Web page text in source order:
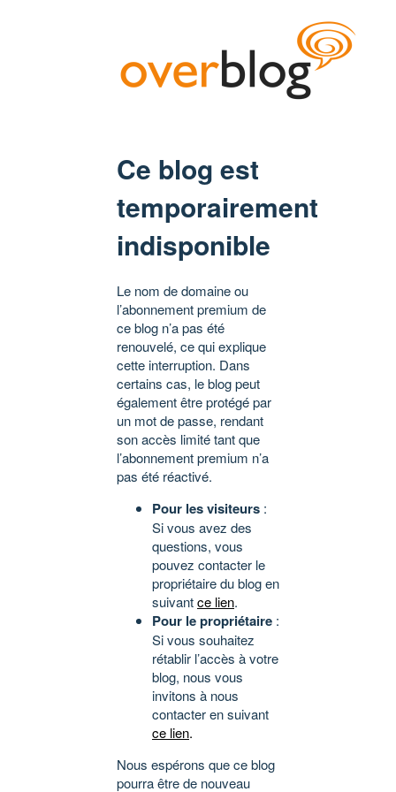
Ce blog est
temporairement
indisponible
Le nom de domaine ou
l’abonnement premium de
ce blog n’a pas été
renouvelé, ce qui explique
cette interruption. Dans
certains cas, le blog peut
également être protégé par
un mot de passe, rendant
son accès limité tant que
l’abonnement premium n’a
pas été réactivé.
Pour les visiteurs :
Si vous avez des
questions, vous
pouvez contacter le
propriétaire du blog en
suivantce lien.
Pour le propriétaire :
Si vous souhaitez
rétablir l’accès à votre
blog, nous vous
invitons à nous
contacter en suivant
ce lien.
Nous espérons que ce blog
pourra être de nouveau